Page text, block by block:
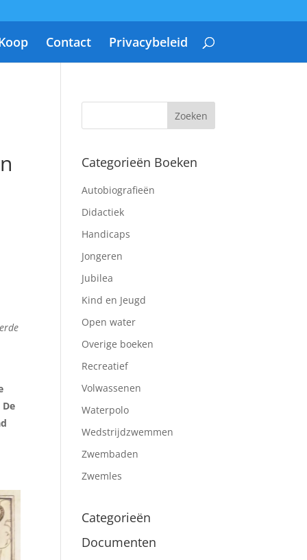
Contact Privacybeleid
Categorieën Boeken
Autobiografieën
Didactiek
Handicaps
Jongeren
Jubilea
Kind en Jeugd
Open water
Overige boeken
Recreatief
Volwassenen
Waterpolo
Wedstrijdzwemmen
Zwembaden
Zwemles
Categorieën
Documenten